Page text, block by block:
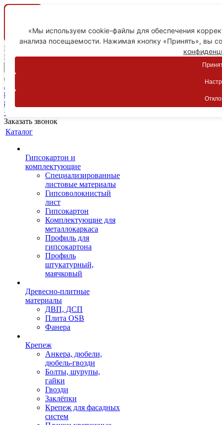
Ваш город
Пятигорск
Личный кабинет
8-800-775-59-89
8-800-775-59-89
+7 918 754-83-77
Заказать звонок
Каталог
Гипсокартон и
комплектующие
Специализированные
листовые материалы
Гипсоволокнистый
лист
Гипсокартон
Комплектующие для
металлокаркаса
Профиль для
гипсокартона
Профиль
штукатурный,
маячковый
Древесно-плитные
материалы
ДВП, ДСП
Плита OSB
Фанера
Крепеж
Анкера, дюбели,
дюбель-гвозди
Болты, шурупы,
гайки
Гвозди
Заклёпки
Крепеж для фасадных
систем
«Мы используем cookie-файлы для обеспечения
анализа посещаемости. Нажимая кнопку «Принять», вы